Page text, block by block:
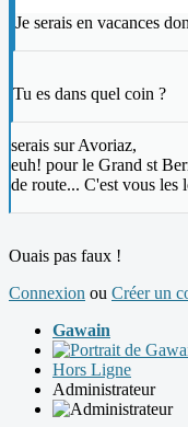
Je serais en vacances
Tu es dans quel coin ?
serais sur Avoriaz,
euh! pour le Grand st
de route... C'est vous les
Ouais pas faux !
Connexion ou Créer un
Gawain
Hors Ligne
Administrateur